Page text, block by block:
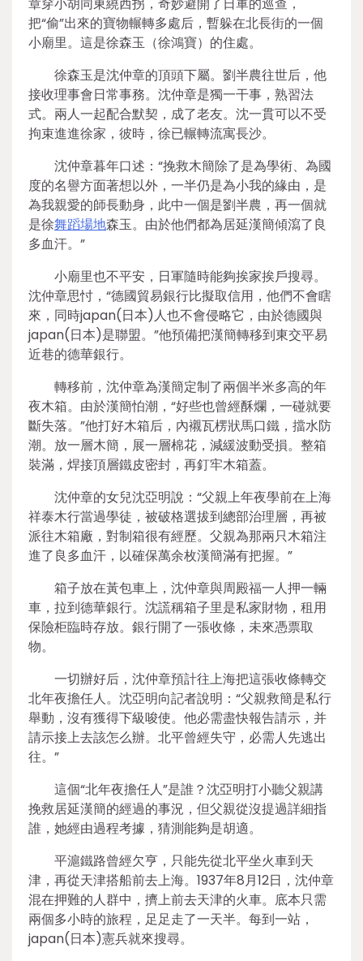
把“偷”出來的寶物輾轉多處后，暫躲在北長街的一個
小廟里。這是徐森玉（徐鴻寶）的住處。
徐森玉是沈仲章的頂頭下屬。劉半農往世后，他
接收理事會日常事務。沈仲章是獨一干事，熟習法
式。兩人一起配合默契，成了老友。沈一貫可以不受
拘束進進徐家，彼時，徐已輾轉流寓長沙。
沈仲章暮年口述：“挽救木簡除了是為學術、為國
度的名譽方面著想以外，一半仍是為小我的緣由，是
為我親愛的師長動身，此中一個是劉半農，再一個就
是徐舞蹈場地森玉。由於他們都為居延漢簡傾瀉了良
多血汗。”
小廟里也不平安，日軍隨時能夠挨家挨戶搜尋。
沈仲章思忖，“德國貿易銀行比擬取信用，他們不會瞎
來，同時japan(日本)人也不會侵略它，由於德國與
japan(日本)是聯盟。”他預備把漢簡轉移到東交平易
近巷的德華銀行。
轉移前，沈仲章為漢簡定制了兩個半米多高的年
夜木箱。由於漢簡怕潮，“好些也曾經酥爛，一碰就要
斷失落。”他打好木箱后，內襯瓦楞狀馬口鐵，擋水防
潮。放一層木簡，展一層棉花，減緩波動受損。整箱
裝滿，焊接頂層鐵皮密封，再釘牢木箱蓋。
沈仲章的女兒沈亞明說：“父親上年夜學前在上海
祥泰木行當過學徒，被破格選拔到總部治理層，再被
派往木箱廠，對制箱很有經歷。父親為那兩只木箱注
進了良多血汗，以確保萬余枚漢簡滿有把握。”
箱子放在黃包車上，沈仲章與周殿福一人押一輛
車，拉到德華銀行。沈謊稱箱子里是私家財物，租用
保險柜臨時存放。銀行開了一張收條，未來憑票取
物。
一切辦好后，沈仲章預計往上海把這張收條轉交
北年夜擔任人。沈亞明向記者說明：“父親救簡是私行
舉動，沒有獲得下級唆使。他必需盡快報告請示，并
請示接上去該怎么辦。北平曾經失守，必需人先逃出
往。”
這個“北年夜擔任人”是誰？沈亞明打小聽父親講
挽救居延漢簡的經過的事況，但父親從沒提過詳細指
誰，她經由過程考據，猜測能夠是胡適。
平滬鐵路曾經欠亨，只能先從北平坐火車到天
津，再從天津搭船前去上海。1937年8月12日，沈仲章
混在押難的人群中，擠上前去天津的火車。底本只需
兩個多小時的旅程，足足走了一天半。每到一站，
japan(日本)憲兵就來搜尋。